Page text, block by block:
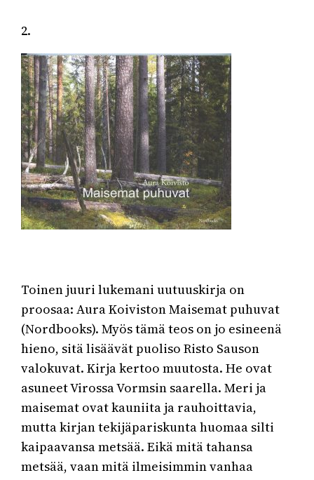
2.
Toinen juuri lukemani uutuuskirja on
proosaa: Aura Koiviston Maisemat puhuvat
(Nordbooks). Myös tämä teos on jo esineenä
hieno, sitä lisäävät puoliso Risto Sauson
valokuvat. Kirja kertoo muutosta. He ovat
asuneet Virossa Vormsin saarella. Meri ja
maisemat ovat kauniita ja rauhoittavia,
mutta kirjan tekijäpariskunta huomaa silti
kaipaavansa metsää. Eikä mitä tahansa
metsää, vaan mitä ilmeisimmin vanhaa